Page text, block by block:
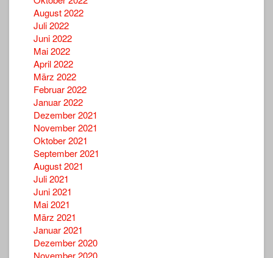
August 2022
Juli 2022
Juni 2022
Mai 2022
April 2022
März 2022
Februar 2022
Januar 2022
Dezember 2021
November 2021
Oktober 2021
September 2021
August 2021
Juli 2021
Juni 2021
Mai 2021
März 2021
Januar 2021
Dezember 2020
November 2020